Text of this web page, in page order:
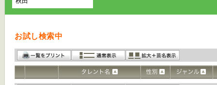
お試し検索中